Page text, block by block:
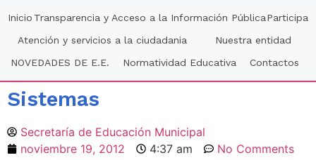
Inicio Transparencia y Acceso a la Información PúblicaParticipa
Atención y servicios a la ciudadania
Nuestra entidad
NOVEDADES DE E.E.
Normatividad Educativa Contactos
Sistemas
Secretaría de Educación Municipal
noviembre 19, 2012
4:37 am No Comments